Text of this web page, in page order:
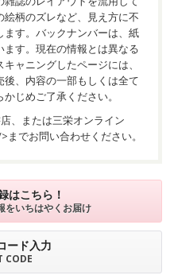
柄のズレなど、見え方に不
す。バックナンバーは、紙
す。現在の情報とは異なる
ャニングしたページには、
、内容の一部もしくは全て
じめご了承ください。
、または三栄オンライン
>までお問い合わせください。
はこちら！
をいちはやくお届け
ード入力
CODE